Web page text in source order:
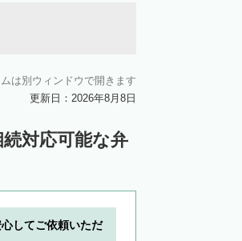
は別ウィンドウで開きます
更新日：2026年8月8日
対応可能な弁
してご依頼いただ